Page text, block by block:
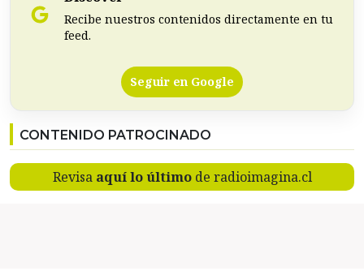
Recibe nuestros contenidos directamente en tu
feed.
Seguir en Google
CONTENIDO PATROCINADO
Revisa aquí lo últimode radioimagina.cl